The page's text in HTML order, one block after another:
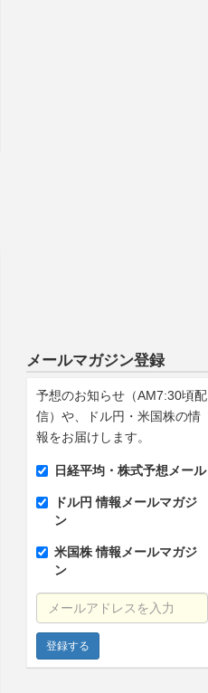
メールマガジン登録
予想のお知らせ（AM7:30頃配
信）や、ドル円・米国株の情
報をお届けします。
日経平均・株式予想メール
ドル円 情報メールマガジ
ン
米国株 情報メールマガジ
ン
メールアドレスを入力